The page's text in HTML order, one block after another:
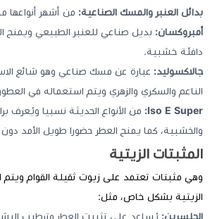
بدائل العنبر والمسك الصناعية: من أشهر أنواعها
أمبروكسان: بديل صناعي للعنبر الطبيعي ويمنح
دافئة خشبية.
جالاكسوليد: عبارة عن مسك صناعي وهو شائع
الناعم والسكري والزهري ويتم استعماله في العطور
Iso E Super:
من الأنواع الحديثة نسبيا ويُعرف
والخشبية، كما يمنح العطر حضورا طويل الأمد
المثبتات الزيتية
وهي مثبتات تعتمد على زيوت ثقيلة القوام ويتم
الزيتية بشكل خاص، مثل:
الجلسرين: يُساعد على تثبيت العطر وترطيب